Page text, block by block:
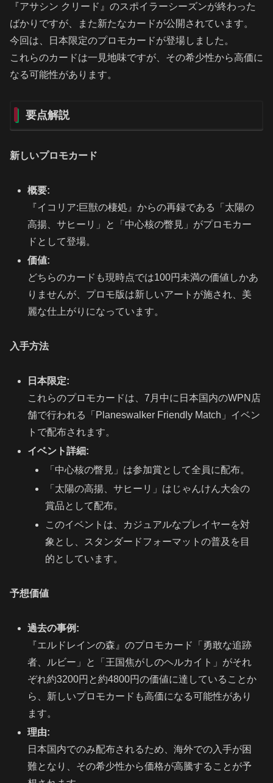
『アサシン クリード』のスポイラーシーズンが終わった
ばかりですが、また新たなカードが公開されています。
今回は、日本限定のプロモカードが登場しました。
これらのカードは一見地味ですが、その希少性から高価に
なる可能性があります。
要点解説
新しいプロモカード
概要:
『イコリア:巨獣の棲処』からの再録である「太陽の
高揚、サヒーリ」と「中心核の瞥見」がプロモカー
ドとして登場。
価値:
どちらのカードも現時点では100円未満の価値しかあ
りませんが、プロモ版は新しいアートが施され、美
麗な仕上がりになっています。
入手方法
日本限定:
これらのプロモカードは、7月中に日本国内のWPN店
舗で行われる「Planeswalker Friendly Match」イベン
トで配布されます。
イベント詳細:
「中心核の瞥見」は参加賞として全員に配布。
「太陽の高揚、サヒーリ」はじゃんけん大会の
賞品として配布。
このイベントは、カジュアルなプレイヤーを対
象とし、スタンダードフォーマットの普及を目
的としています。
予想価値
過去の事例:
『エルドレインの森』のプロモカード「勇敢な追跡
者、ルビー」と「王国焦がしのヘルカイト」がそれ
ぞれ約3200円と約4800円の価値に達していることか
ら、新しいプロモカードも高価になる可能性があり
ます。
理由:
日本国内でのみ配布されるため、海外での入手が困
難となり、その希少性から価格が高騰することが予